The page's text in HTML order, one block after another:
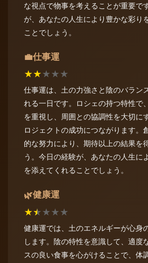
な視点で物事を考えることが重要で
が、あなたの人生により豊かな彩り
ことでしょう。
💼仕事運
★★★★★
仕事運は、土の力強さと陰のバラン
れる一日です。ロシェの持つ特性で
を重視し、周囲との協調性を大切に
ロジェクトの成功につながります。
的な努力により、期待以上の結果を
う。今日の経験が、あなたの人生に
を添えてくれることでしょう。
🌿健康運
★★★★★
健康運では、土のエネルギーが心身
します。陰の特性を意識して、適度
スの良い食事を心がけることで、体